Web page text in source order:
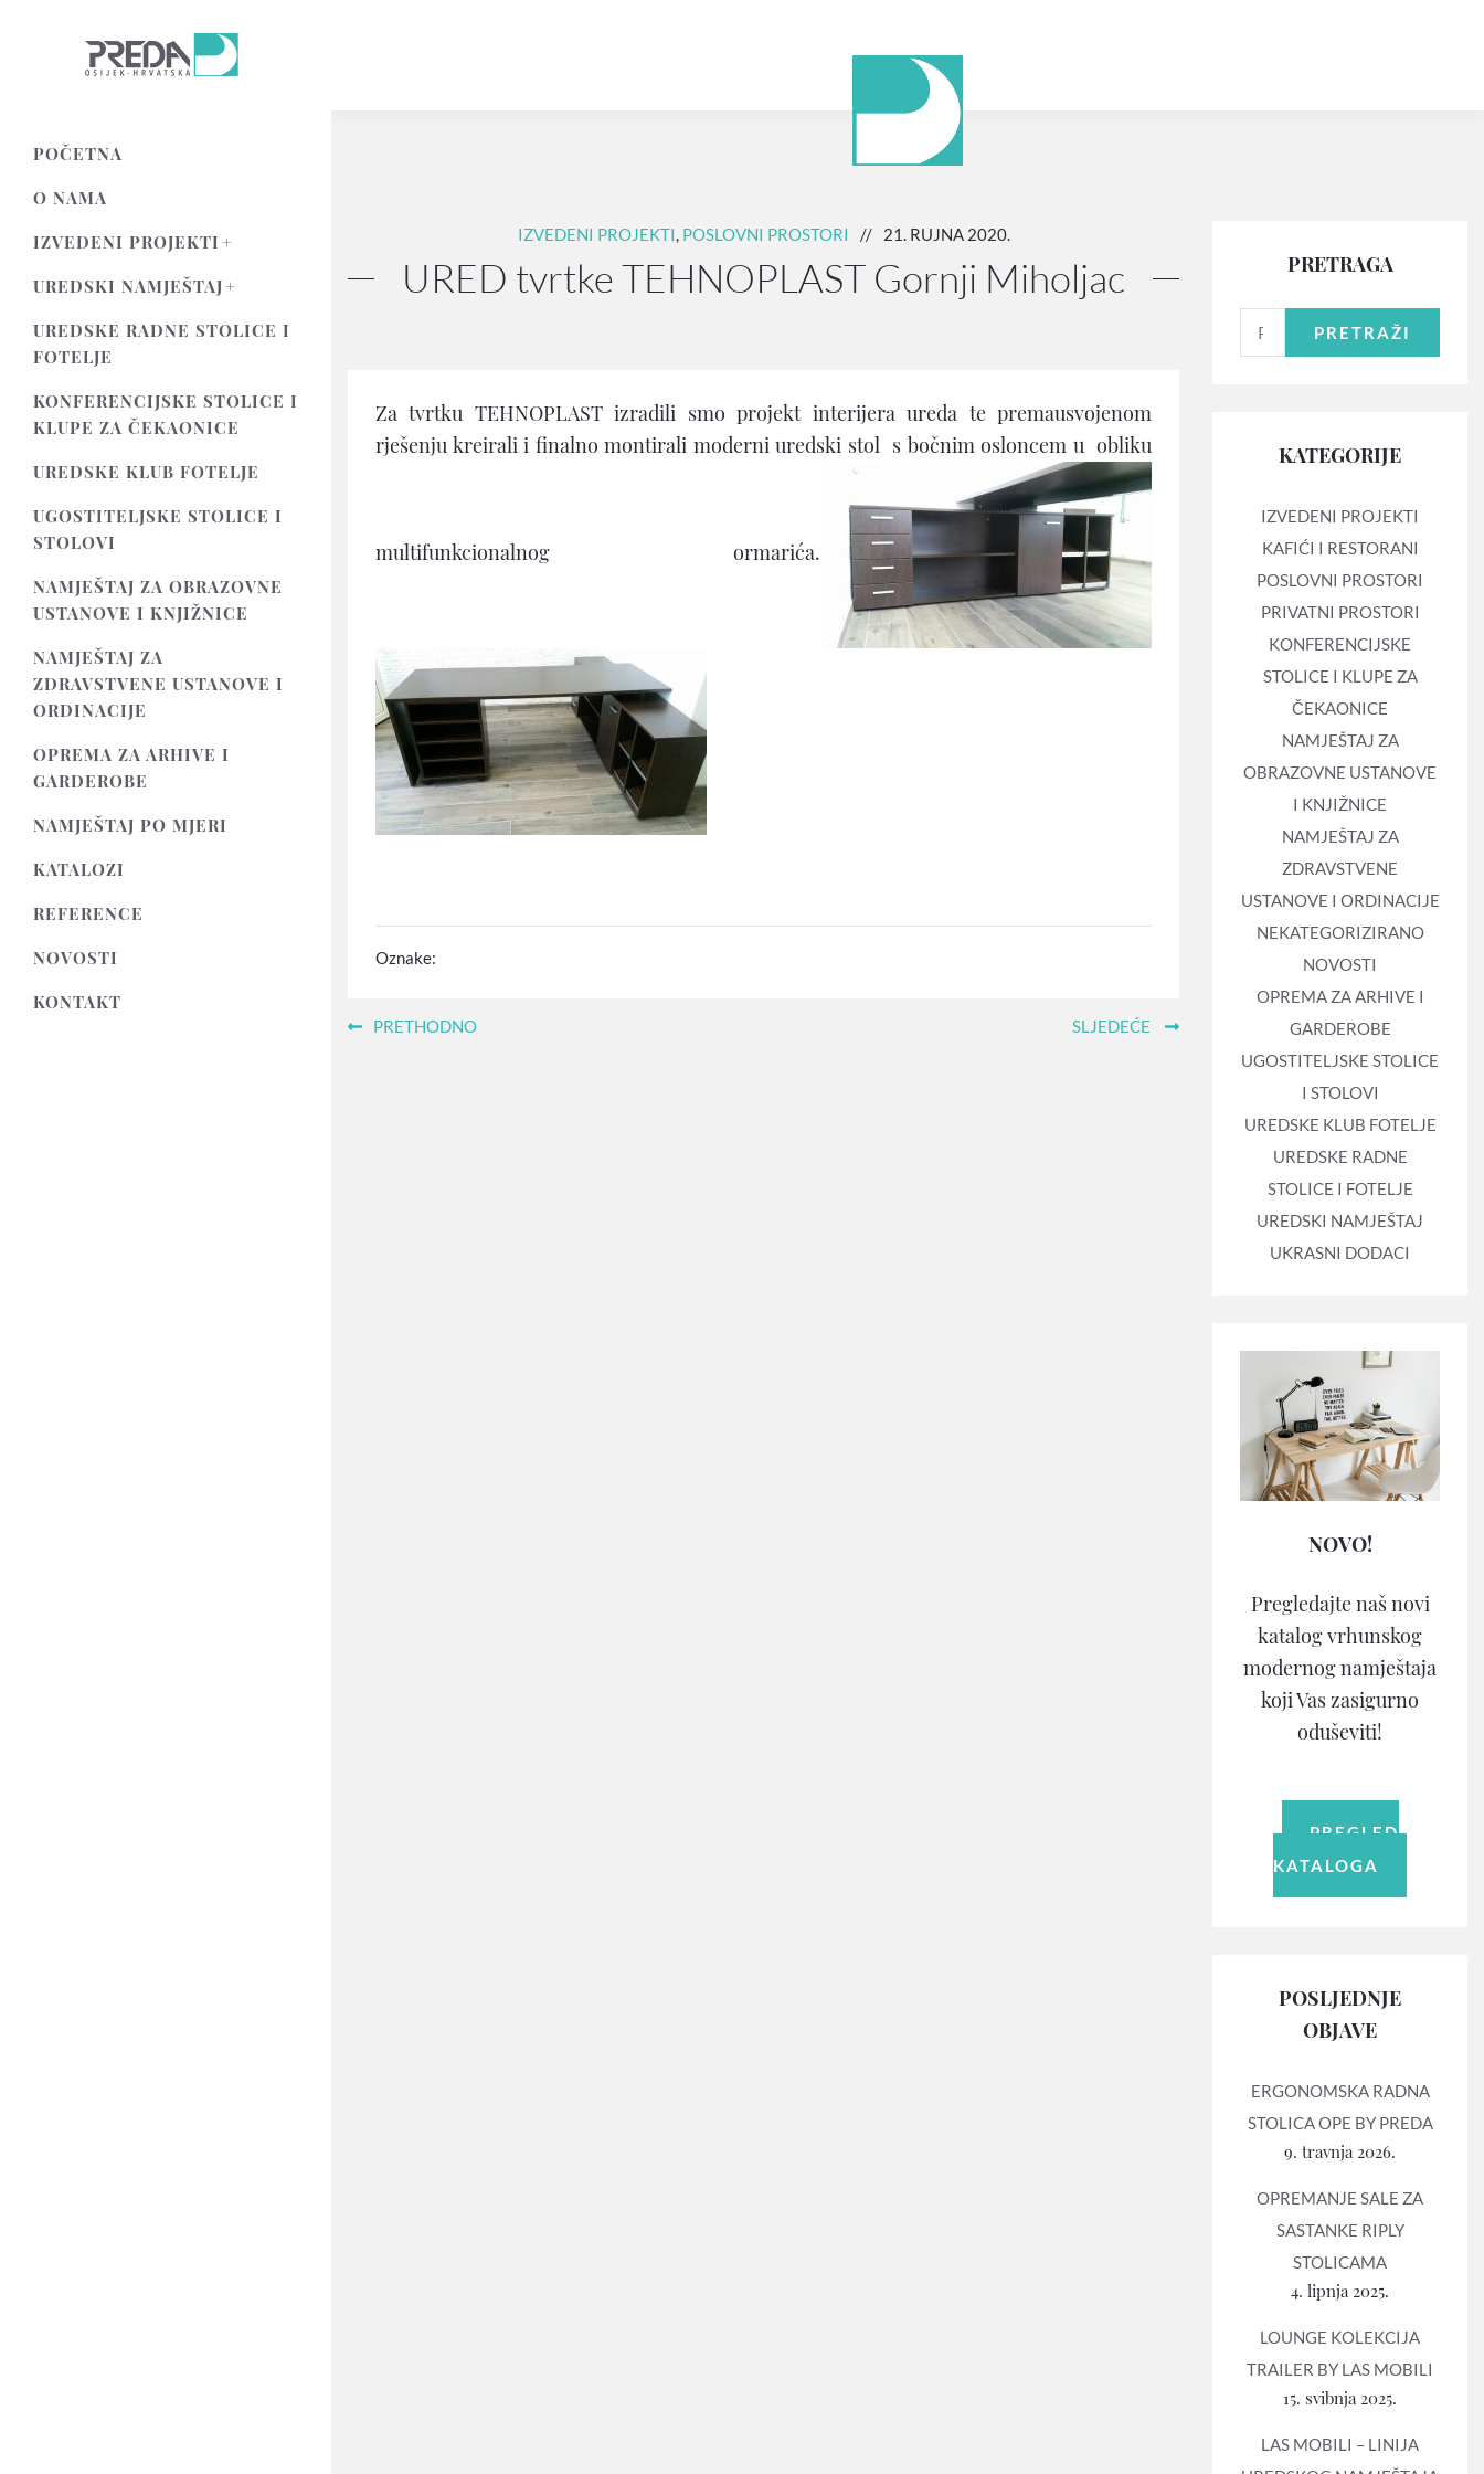
POČETNA
O NAMA
IZVEDENI PROJEKTI
UREDSKI NAMJEŠTAJ
UREDSKE RADNE STOLICE I
FOTELJE
KONFERENCIJSKE STOLICE I
KLUPE ZA ČEKAONICE
UREDSKE KLUB FOTELJE
UGOSTITELJSKE STOLICE I
STOLOVI
NAMJEŠTAJ ZA OBRAZOVNE
USTANOVE I KNJIŽNICE
NAMJEŠTAJ ZA
ZDRAVSTVENE USTANOVE I
ORDINACIJE
OPREMA ZA ARHIVE I
GARDEROBE
NAMJEŠTAJ PO MJERI
KATALOZI
REFERENCE
NOVOSTI
KONTAKT
IZVEDENI PROJEKTI, POSLOVNI PROSTORI // 21. RUJNA 2020.
URED tvrtke TEHNOPLAST Gornji Miholjac
Za tvrtku TEHNOPLAST izradili smo projekt interijera ureda te premausvojenom
rješenju kreirali i finalno montirali moderni uredski stol s bočnim osloncem u obliku
multifunkcionalnog ormarića.
Oznake:
PRETHODNO SLJEDEĆE
PRETRAGA
PRETRAŽI
KATEGORIJE
IZVEDENI PROJEKTI
KAFIĆI I RESTORANI
POSLOVNI PROSTORI
PRIVATNI PROSTORI
KONFERENCIJSKE
STOLICE I KLUPE ZA
ČEKAONICE
NAMJEŠTAJ ZA
OBRAZOVNE USTANOVE
I KNJIŽNICE
NAMJEŠTAJ ZA
ZDRAVSTVENE
USTANOVE I ORDINACIJE
NEKATEGORIZIRANO
NOVOSTI
OPREMA ZA ARHIVE I
GARDEROBE
UGOSTITELJSKE STOLICE
I STOLOVI
UREDSKE KLUB FOTELJE
UREDSKE RADNE
STOLICE I FOTELJE
UREDSKI NAMJEŠTAJ
UKRASNI DODACI
NOVO!
Pregledajte naš novi
katalog vrhunskog
modernog namještaja
koji Vas zasigurno
oduševiti!
PREGLED
KATALOGA
POSLJEDNJE
OBJAVE
ERGONOMSKA RADNA
STOLICA OPE BY PREDA
9. travnja 2026.
OPREMANJE SALE ZA
SASTANKE RIPLY
STOLICAMA
4. lipnja 2025.
LOUNGE KOLEKCIJA
TRAILER BY LAS MOBILI
15. svibnja 2025.
LAS MOBILI – LINIJA